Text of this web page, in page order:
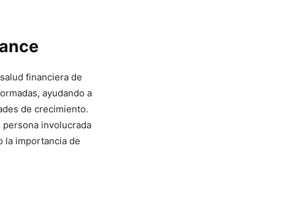
financiera de
ayudando a
de crecimiento.
involucrada
la importancia de